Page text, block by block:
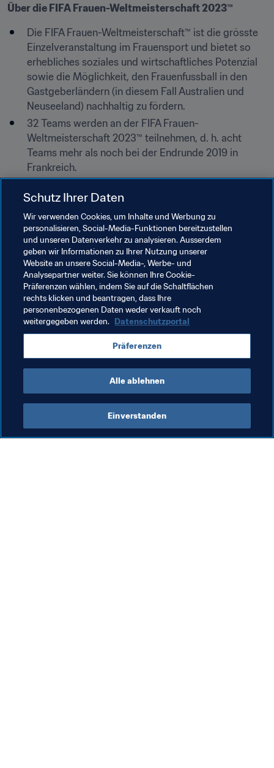
Über die FIFA Frauen-Weltmeisterschaft 2023™
Die FIFA Frauen-Weltmeisterschaft™ ist die grösste
Einzelveranstaltung im Frauensport und bietet so
erhebliches soziales und wirtschaftliches Potenzial
sowie die Möglichkeit, den Frauenfussball in den
Gastgeberländern (in diesem Fall Australien und
Neuseeland) nachhaltig zu fördern.
32 Teams werden an der FIFA Frauen-
Weltmeisterschaft 2023™ teilnehmen, d. h. acht
Teams mehr als noch bei der Endrunde 2019 in
Frankreich.
Philippinen und Vietnam aus Asien sowie Frankreich,
Spanien, Schweden und Dänemark aus Europa) sind
neben den beiden Gastgebern Australien und
Neuseeland bereits qualifiziert.
Hier ist der vollständige Spielplan für die FIFA Frauen-
Weltmeisterschaft 2023™.
Verwandte Themen
FIFA Frauen-Weltmeisterschaft Australien &
Neuseeland 2023™
Schutz Ihrer Daten
Wir verwenden Cookies, um Inhalte und Werbung zu
personalisieren, Social-Media-Funktionen bereitzustellen
und unseren Datenverkehr zu analysieren. Ausserdem
geben wir Informationen zu Ihrer Nutzung unserer
Website an unsere Social-Media-, Werbe- und
Analysepartner weiter. Sie können Ihre Cookie-
Präferenzen wählen, indem Sie auf die Schaltflächen
rechts klicken und beantragen, dass Ihre
personenbezogenen Daten weder verkauft noch
weitergegeben werden. Datenschutzportal
Präferenzen
Alle ablehnen
Einverstanden